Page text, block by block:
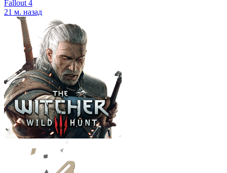
Fallout 4
21 м. назад